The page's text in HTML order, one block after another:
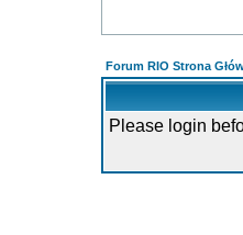
Forum RIO Strona
Please login